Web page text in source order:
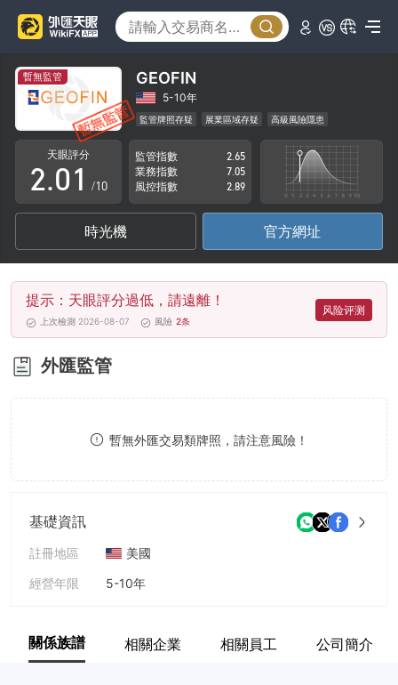
暫無監管 GEOFIN
5-10年
監管牌照存疑 展業區域存疑 高級風險隱患
天眼評分
0
1
2
3
4
5
6
7
8
.0
1
2
3
4
5
6
0
1
2
3
4
5
6
7
/10
監管指數
2.65
業務指數
7.05
風控指數
2.89
時光機 官方網址
提示：天眼評分過低，請遠離！
上次檢測 2026-08-07 風險 2条
风险评测
外匯監管
暫無外匯交易類牌照，請注意風險！
基礎資訊
註冊地區
美國
經營年限
5-10年
關係族譜 相關企業 相關員工 公司簡介